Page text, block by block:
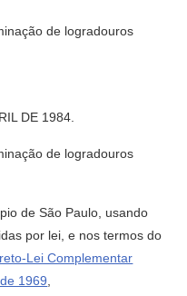
de logradouros
DE 1984.
de logradouros
de São Paulo, usando
por lei, e nos termos do
Lei Complementar
1969